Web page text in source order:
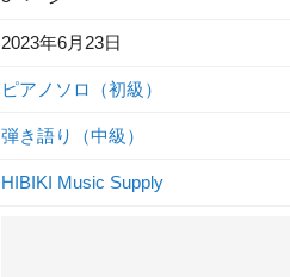
2023年6月23日
ピアノソロ（初級）
弾き語り（中級）
HIBIKI Music Supply